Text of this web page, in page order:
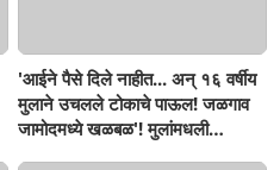
'आईने पैसे दिले नाहीत... अन् १६ वर्षीय
मुलाने उचलले टोकाचे पाऊल! जळगाव
जामोदमध्ये खळबळ'! मुलांमधली